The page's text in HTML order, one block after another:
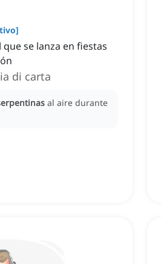
]
se lanza en fiestas
di carta
al aire durante